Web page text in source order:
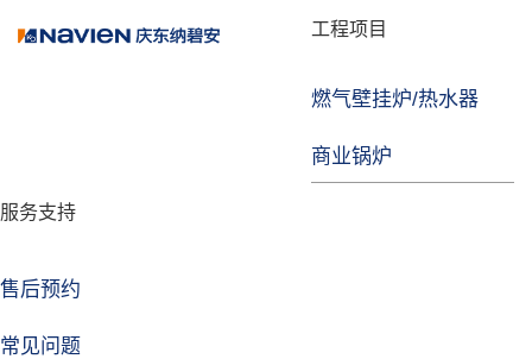
工程项目
燃气壁挂炉/热水器
商业锅炉
服务支持
售后预约
常见问题
品牌故事
技术实力
企业动态
焦点注册Life